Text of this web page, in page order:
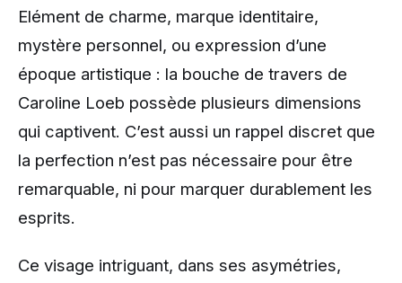
Elément de charme, marque identitaire,
mystère personnel, ou expression d’une
époque artistique : la bouche de travers de
Caroline Loeb possède plusieurs dimensions
qui captivent. C’est aussi un rappel discret que
la perfection n’est pas nécessaire pour être
remarquable, ni pour marquer durablement les
esprits.
Ce visage intriguant, dans ses asymétries,